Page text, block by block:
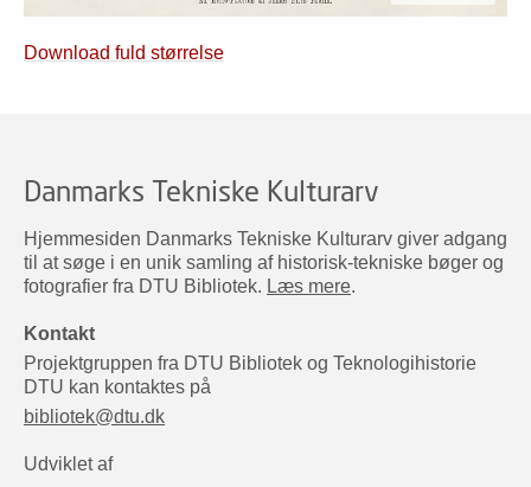
Download fuld størrelse
Danmarks Tekniske Kulturarv
Hjemmesiden Danmarks Tekniske Kulturarv giver adgang
til at søge i en unik samling af historisk-tekniske bøger og
fotografier fra DTU Bibliotek. Læs mere.
Kontakt
Projektgruppen fra DTU Bibliotek og Teknologihistorie
DTU kan kontaktes på
bibliotek@dtu.dk
Udviklet af